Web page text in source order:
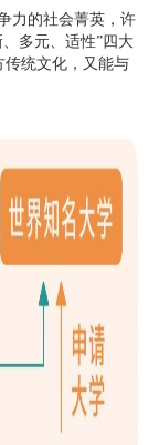
力的社会菁英，许
多元、适性”四大
传统文化，又能与